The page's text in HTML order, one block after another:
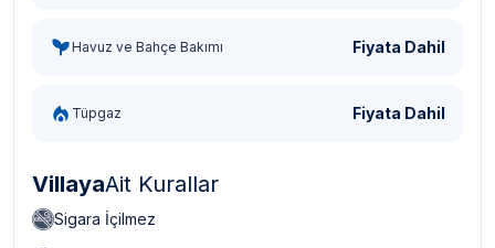
Havuz ve Bahçe Bakımı Fiyata Dahil
Tüpgaz Fiyata Dahil
VillayaAit Kurallar
Sigara İçilmez